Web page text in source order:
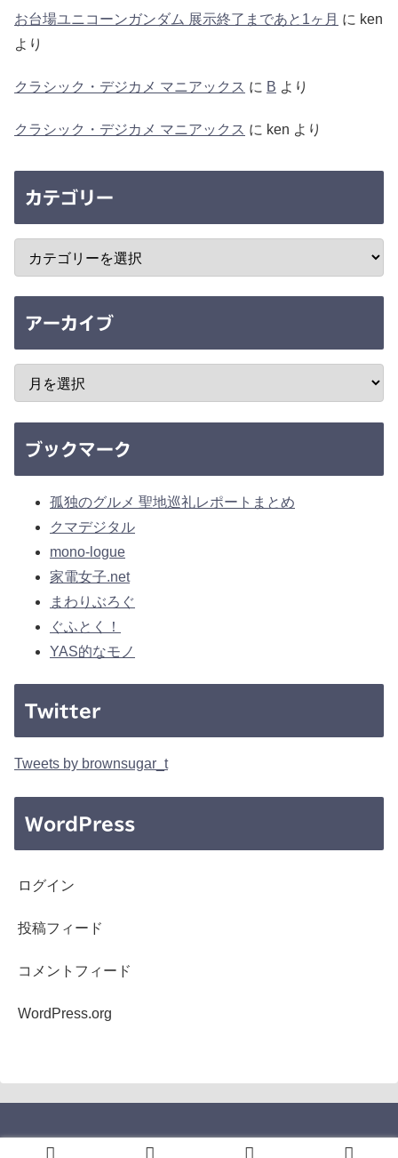
お台場ユニコーンガンダム 展示終了まであと1ヶ月 に ken
より
クラシック・デジカメ マニアックス に B より
クラシック・デジカメ マニアックス に ken より
カテゴリー
アーカイブ
ブックマーク
孤独のグルメ 聖地巡礼レポートまとめ
クマデジタル
mono-logue
家電女子.net
まわりぶろぐ
ぐふとく！
YAS的なモノ
Twitter
Tweets by brownsugar_t
WordPress
ログイン
投稿フィード
コメントフィード
WordPress.org